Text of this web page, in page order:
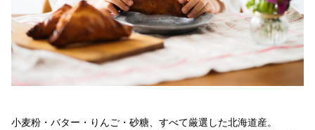
小麦粉・バター・りんご・砂糖、すべて厳選した北海道産。